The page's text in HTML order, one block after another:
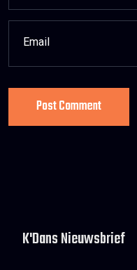
Post Comment
K'Dans Nieuwsbrief